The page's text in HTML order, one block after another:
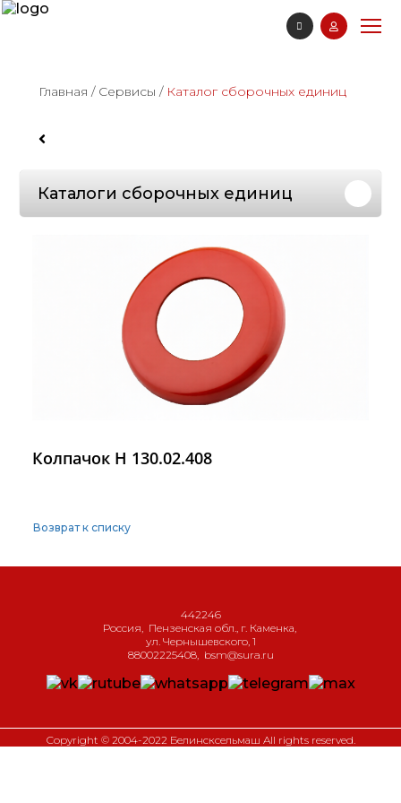
Главная / Сервисы / Каталог сборочных единиц
Каталоги сборочных единиц
Колпачок Н 130.02.408
Возврат к списку
442246
Россия
Пензенская обл., г. Каменка
ул. Чернышевского, 1
88002225408, bsm@sura.ru
Copyright © 2004-2022 Белинсксельмаш All rights reserved.